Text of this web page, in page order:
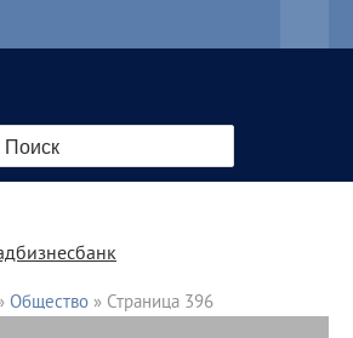
Общество » Страница 396